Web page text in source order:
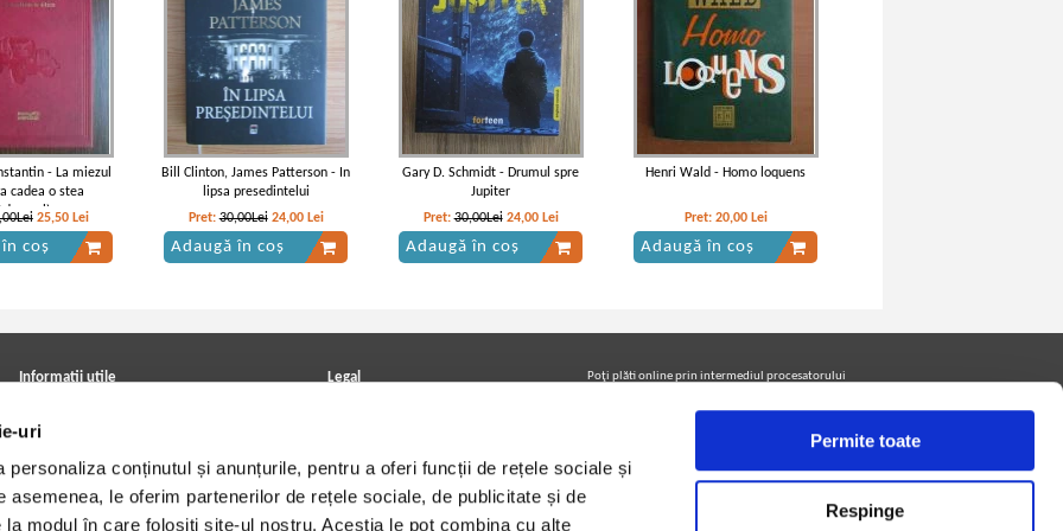
uri
personaliza conținutul și anunțurile, pentru a oferi funcții de rețele sociale și
asemenea, le oferim partenerilor de rețele sociale, de publicitate și de
modul în care folosiți site-ul nostru. Aceștia le pot combina cu alte
Permite toate
Respinge
- La miezul
cadea o stea
25,50 Lei
coș
Bill Clinton, James Patterson - In
lipsa presedintelui
Pret:30,00Lei 24,00 Lei
Adaugă în coș
Gary D. Schmidt - Drumul spre
Jupiter
Pret:30,00Lei 24,00 Lei
Adaugă în coș
Henri Wald - Homo loquens
Pret: 20,00 Lei
Adaugă în coș
Informatii utile
Achizitii viniluri, casete, CD/DVD
Cum cumpar?
Politica de livrare
Retur comenzi
Angajari - Cariere
Legal
Termeni si conditii
Utilizare cookie-uri
Poţi plăti online prin intermediul procesatorului
Urmăreşte-ne pe facebook pentru a fi la curent cu